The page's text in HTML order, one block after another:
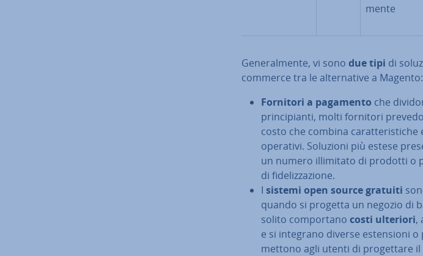
men­te
Ge­ne­ral­men­te, vi sono due tipi di
commerce tra le al­ter­na­ti­ve a Magento:
Fornitori a pagamento che
prin­ci­pian­ti, molti fornitori
costo che combina ca­rat­te­ri­sti­che
operativi. Soluzioni più estese
un numero il­li­mi­ta­to di prodotti o
di fi­de­liz­za­zio­ne.
I sistemi open source gratuiti
quando si progetta un negozio di
solito com­por­ta­no costi ulteriori,
e si integrano diverse esten­sio­ni
met­to­no agli utenti di pro­get­ta­re